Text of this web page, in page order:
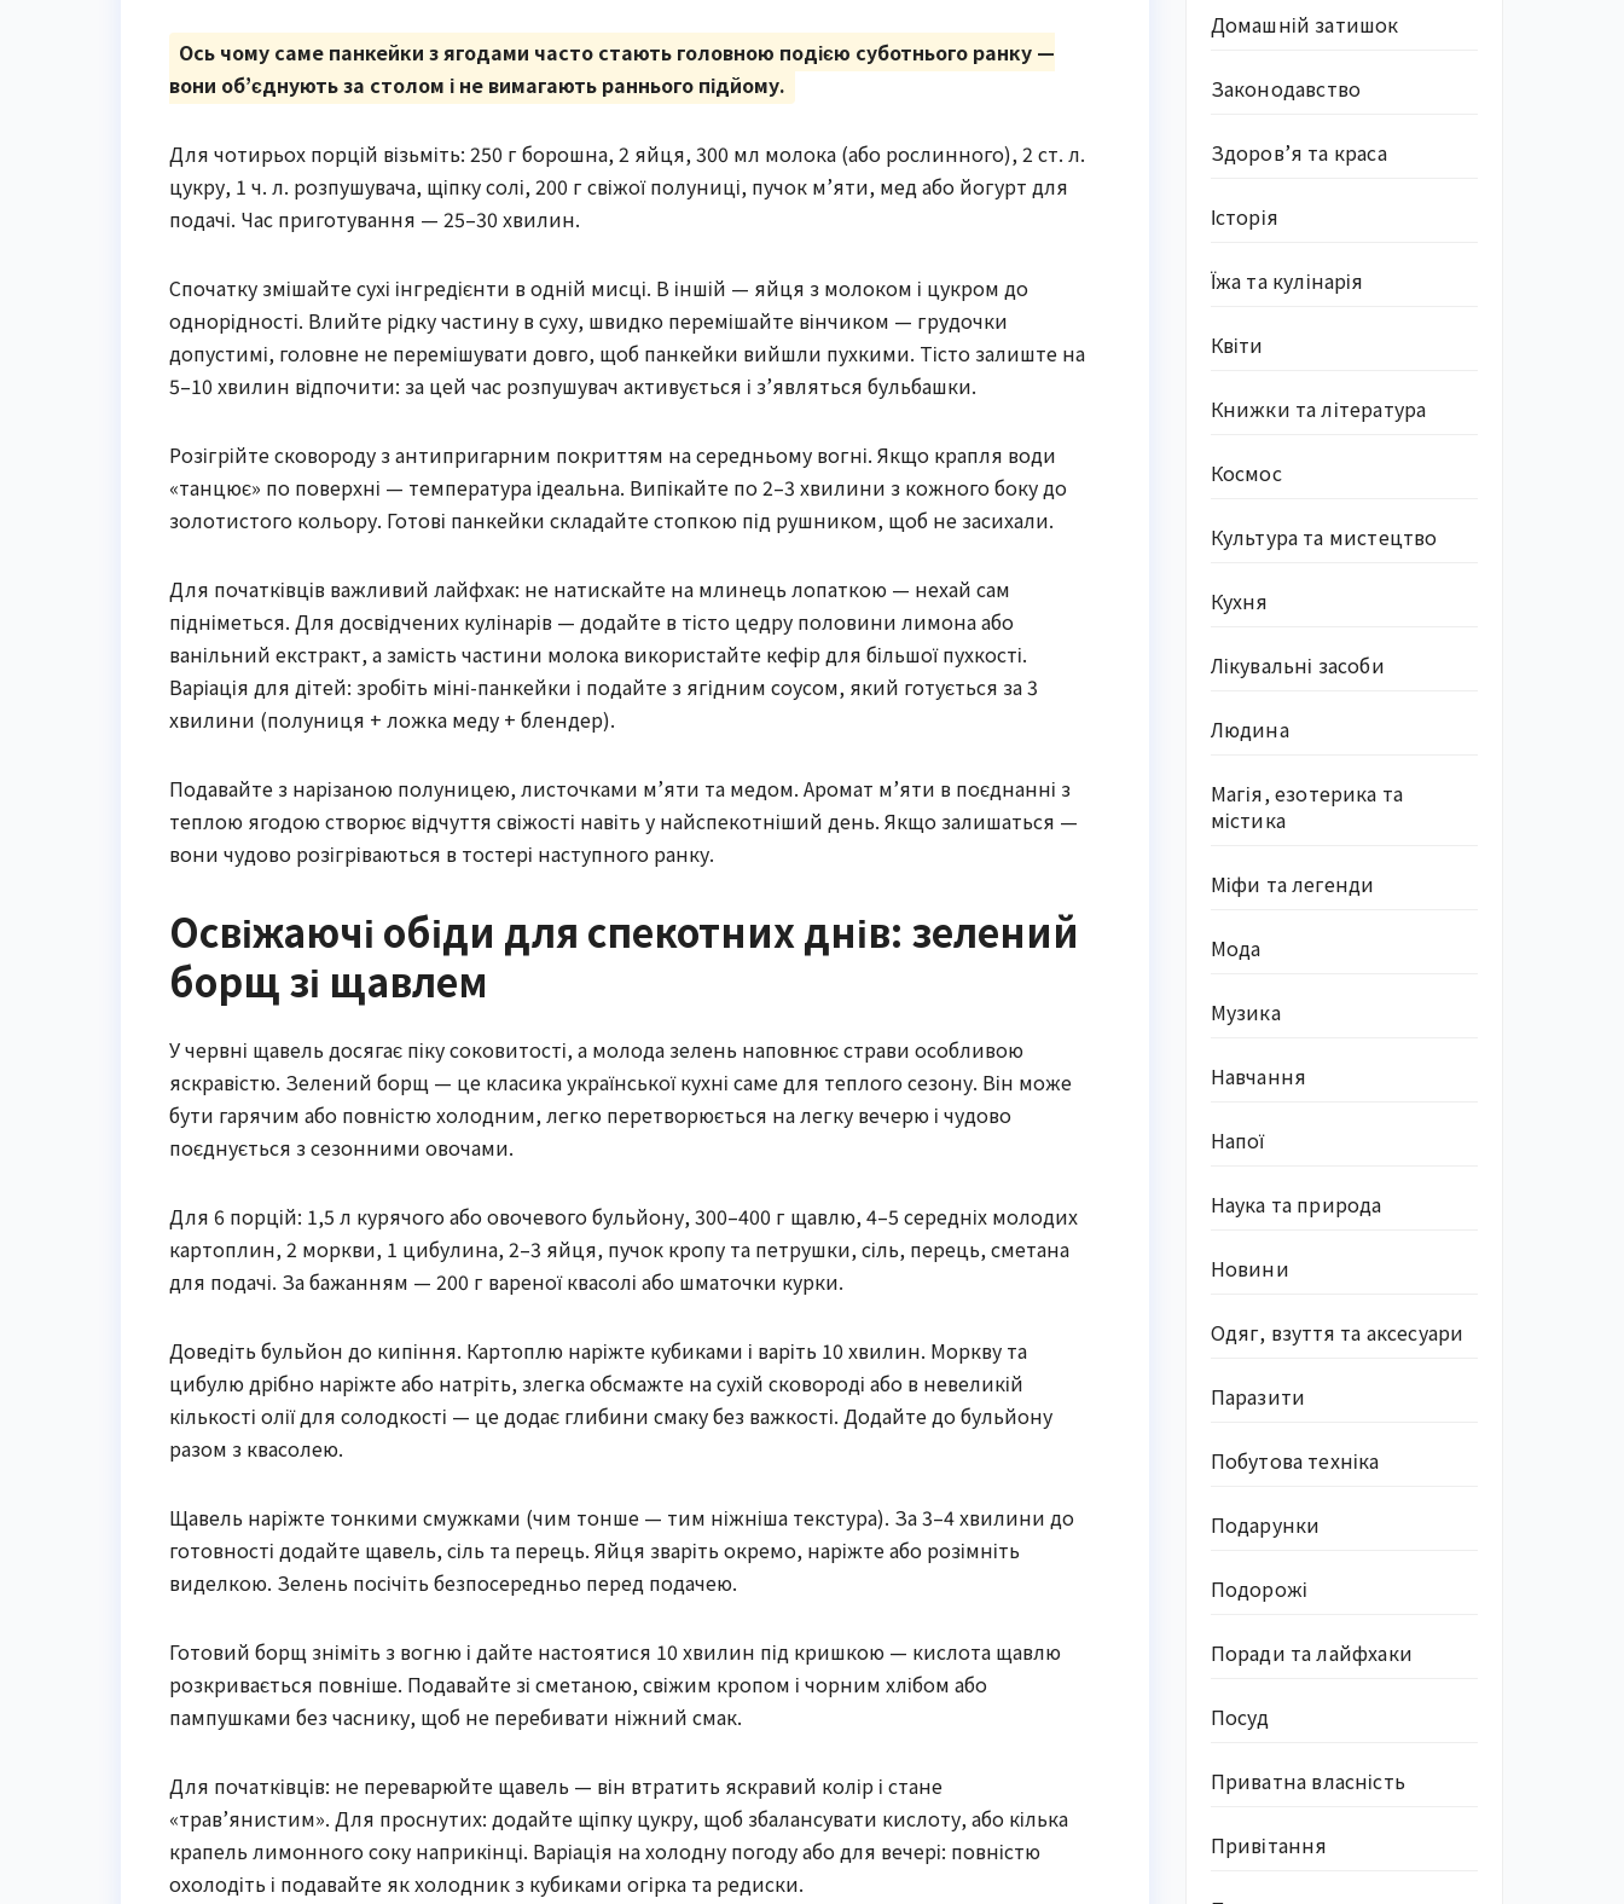
Ось чому саме панкейки з ягодами часто стають головною подією суботнього ранку —
вони об’єднують за столом і не вимагають раннього підйому.
Для чотирьох порцій візьміть: 250 г борошна, 2 яйця, 300 мл молока (або рослинного), 2 ст. л.
цукру, 1 ч. л. розпушувача, щіпку солі, 200 г свіжої полуниці, пучок м’яти, мед або йогурт для
подачі. Час приготування — 25–30 хвилин.
Спочатку змішайте сухі інгредієнти в одній мисці. В іншій — яйця з молоком і цукром до
однорідності. Влийте рідку частину в суху, швидко перемішайте вінчиком — грудочки
допустимі, головне не перемішувати довго, щоб панкейки вийшли пухкими. Тісто залиште на
5–10 хвилин відпочити: за цей час розпушувач активується і з’являться бульбашки.
Розігрійте сковороду з антипригарним покриттям на середньому вогні. Якщо крапля води
«танцює» по поверхні — температура ідеальна. Випікайте по 2–3 хвилини з кожного боку до
золотистого кольору. Готові панкейки складайте стопкою під рушником, щоб не засихали.
Для початківців важливий лайфхак: не натискайте на млинець лопаткою — нехай сам
підніметься. Для досвідчених кулінарів — додайте в тісто цедру половини лимона або
ванільний екстракт, а замість частини молока використайте кефір для більшої пухкості.
Варіація для дітей: зробіть міні-панкейки і подайте з ягідним соусом, який готується за 3
хвилини (полуниця + ложка меду + блендер).
Подавайте з нарізаною полуницею, листочками м’яти та медом. Аромат м’яти в поєднанні з
теплою ягодою створює відчуття свіжості навіть у найспекотніший день. Якщо залишаться —
вони чудово розігріваються в тостері наступного ранку.
Освіжаючі обіди для спекотних днів: зелений
борщ зі щавлем
У червні щавель досягає піку соковитості, а молода зелень наповнює страви особливою
яскравістю. Зелений борщ — це класика української кухні саме для теплого сезону. Він може
бути гарячим або повністю холодним, легко перетворюється на легку вечерю і чудово
поєднується з сезонними овочами.
Для 6 порцій: 1,5 л курячого або овочевого бульйону, 300–400 г щавлю, 4–5 середніх молодих
картоплин, 2 моркви, 1 цибулина, 2–3 яйця, пучок кропу та петрушки, сіль, перець, сметана
для подачі. За бажанням — 200 г вареної квасолі або шматочки курки.
Доведіть бульйон до кипіння. Картоплю наріжте кубиками і варіть 10 хвилин. Моркву та
цибулю дрібно наріжте або натріть, злегка обсмажте на сухій сковороді або в невеликій
кількості олії для солодкості — це додає глибини смаку без важкості. Додайте до бульйону
разом з квасолею.
Щавель наріжте тонкими смужками (чим тонше — тим ніжніша текстура). За 3–4 хвилини до
готовності додайте щавель, сіль та перець. Яйця зваріть окремо, наріжте або розімніть
виделкою. Зелень посічіть безпосередньо перед подачею.
Готовий борщ зніміть з вогню і дайте настоятися 10 хвилин під кришкою — кислота щавлю
розкривається повніше. Подавайте зі сметаною, свіжим кропом і чорним хлібом або
пампушками без часнику, щоб не перебивати ніжний смак.
Для початківців: не переварюйте щавель — він втратить яскравий колір і стане
«трав’янистим». Для проснутих: додайте щіпку цукру, щоб збалансувати кислоту, або кілька
крапель лимонного соку наприкінці. Варіація на холодну погоду або для вечері: повністю
охолодіть і подавайте як холодник з кубиками огірка та редиски.
Домашній затишок
Законодавство
Здоров’я та краса
Історія
Їжа та кулінарія
Квіти
Книжки та література
Космос
Культура та мистецтво
Кухня
Лікувальні засоби
Людина
Магія, езотерика та
містика
Міфи та легенди
Мода
Музика
Навчання
Напої
Наука та природа
Новини
Одяг, взуття та аксесуари
Паразити
Побутова техніка
Подарунки
Подорожі
Поради та лайфхаки
Посуд
Приватна власність
Привітання